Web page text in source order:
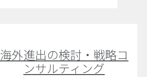
海外進出の検討・戦略コ
ンサルティング